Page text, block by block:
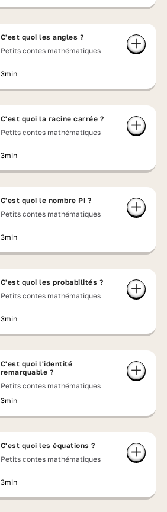
C'est quoi les angles ?
Petits contes mathématiques
3min
C'est quoi la racine carrée ?
Petits contes mathématiques
3min
C'est quoi le nombre Pi ?
Petits contes mathématiques
3min
C'est quoi les probabilités ?
Petits contes mathématiques
3min
C'est quoi l'identité
remarquable ?
Petits contes mathématiques
3min
C'est quoi les équations ?
Petits contes mathématiques
3min